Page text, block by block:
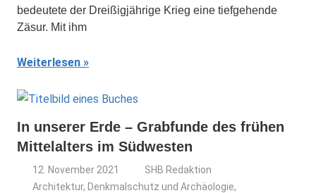
bedeutete der Dreißigjährige Krieg eine tiefgehende
Zäsur. Mit ihm
Weiterlesen
In unserer Erde – Grabfunde des frühen
Mittelalters im Südwesten
12. November 2021
SHB Redaktion
Architektur, Denkmalschutz und Archäologie,